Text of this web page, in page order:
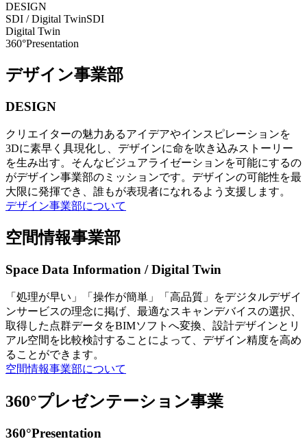
DESIGN
SDI / Digital TwinSDI
Digital Twin
360°Presentation
デザイン事業部
DESIGN
クリエイターの魅力あるアイデアやインスピレーションを
3Dに素早く具現化し、デザインに命を吹き込みストーリー
を生み出す。そんなビジュアライゼーションを可能にするの
がデザイン事業部のミッションです。デザインの可能性を最
大限に発揮でき、誰もが表現者になれるよう支援します。
デザイン事業部について
空間情報事業部
Space Data Information / Digital Twin
「処理が早い」「操作が簡単」「高品質」をデジタルデザイ
ンサービスの理念に掲げ、最適なスキャンデバイスの選択、
取得した点群データをBIMソフトへ変換、設計デザインとリ
アル空間を比較検討することによって、デザイン精度を高め
ることができます。
空間情報事業部について
360°プレゼンテーション事業
360°Presentation